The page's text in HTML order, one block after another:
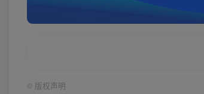
© 版权声明